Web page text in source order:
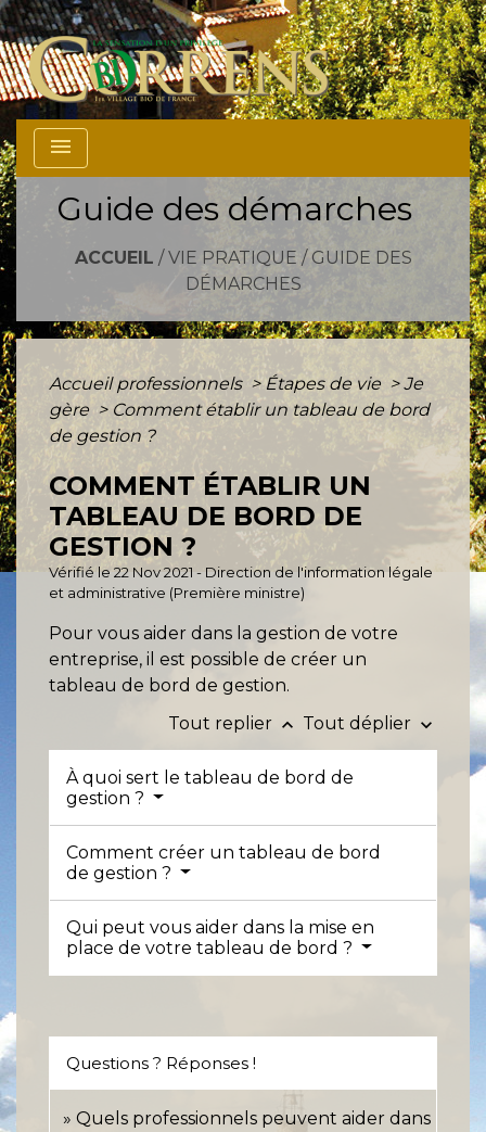
menu
Guide des démarches
ACCUEIL / VIE PRATIQUE / GUIDE DES
DÉMARCHES
Accueil professionnels > Étapes de vie > Je
gère > Comment établir un tableau de bord
de gestion ?
COMMENT ÉTABLIR UN
TABLEAU DE BORD DE
GESTION ?
Vérifié le 22 Nov 2021 - Direction de l'information légale
et administrative (Première ministre)
Pour vous aider dans la gestion de votre
entreprise, il est possible de créer un
tableau de bord de gestion.
Tout replier keyboard_arrow_up Tout déplier keyboard_arrow_down
À quoi sert le tableau de bord de
gestion ?
Comment créer un tableau de bord
de gestion ?
Qui peut vous aider dans la mise en
place de votre tableau de bord ?
Questions ? Réponses !
Quels professionnels peuvent aider dans